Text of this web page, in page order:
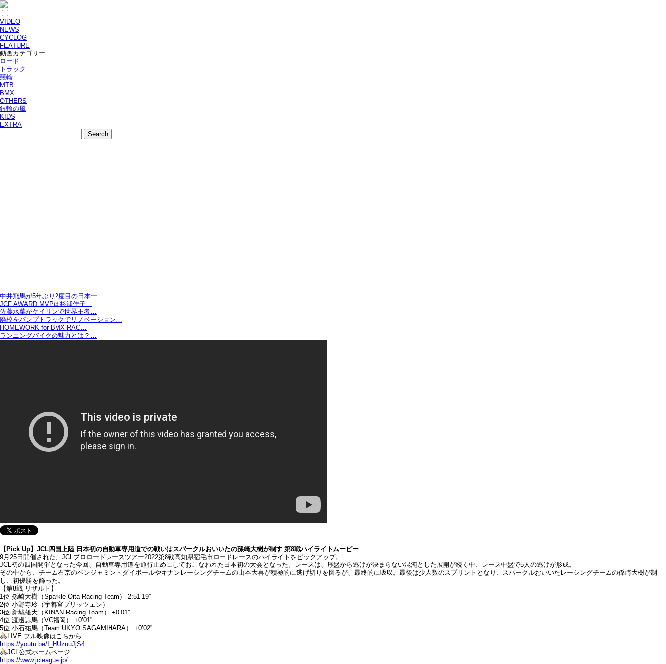
VIDEO
NEWS
CYCLOG
FEATURE
動画カテゴリー
ロード
トラック
競輪
MTB
BMX
OTHERS
銀輪の風
KIDS
EXTRA
中井飛馬が5年ぶり2度目の日本一…
JCF AWARD MVPは杉浦佳子…
佐藤水菜がケイリンで世界王者…
廃校をパンプトラックでリノベーション…
HOMEWORK for BMX RAC…
ランニングバイクの魅力とは？…
【Pick Up】JCL四国上陸 日本初の自動車専用道での戦いはスパークルおいいたの孫崎大樹が制す 第8戦ハイライトムービー
9月25日開催された、JCLプロロードレースツアー2022第8戦高知県宿毛市ロードレースのハイライトをピックアップ。
JCL初の四国開催となった今回、自動車専用道を通行止めにしておこなわれた日本初の大会となった。レースは、序盤から逃げが決まらない混沌とした展開が続く中、レース中盤で5人の逃げが形成。
その中から、チーム右京のベンジャミン・ダイボールやキナンレーシングチームの山本大喜が積極的に逃げ切りを図るが、最終的に吸収。最後は少人数のスプリントとなり、スパークルおいいたレーシングチームの孫崎大樹が制
し、初優勝を飾った。
【第8戦 リザルト】
1位 孫崎大樹（Sparkle Oita Racing Team） 2:51’19”
2位 小野寺玲（宇都宮ブリッツェン）
3位 新城雄大（KINAN Racing Team） +0’01”
4位 渡邊諒⾺（VC福岡） +0’01”
5位 小石祐⾺（Team UKYO SAGAMIHARA） +0’02”
LIVE フル映像はこちから
https://youtu.be/I_HUzuuJjS4
JCL公式ホームページ
https://www.jcleague.jp/